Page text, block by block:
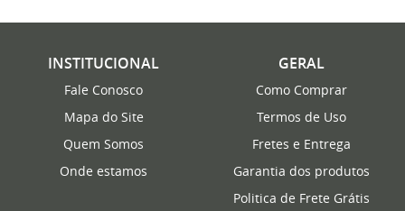
INSTITUCIONAL
Fale Conosco
Mapa do Site
Quem Somos
Onde estamos
GERAL
Como Comprar
Termos de Uso
Fretes e Entrega
Garantia dos produtos
Politica de Frete Grátis